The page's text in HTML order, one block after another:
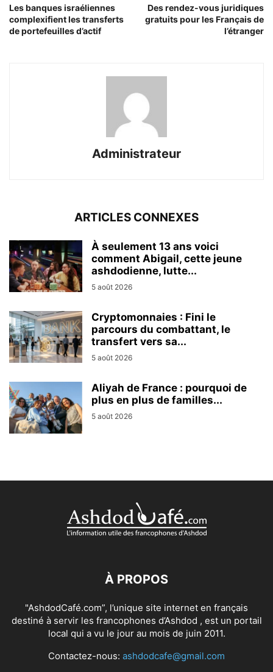
Les banques israéliennes
complexifient les transferts
de portefeuilles d’actif
Des rendez-vous juridiques
gratuits pour les Français de
l’étranger
Administrateur
ARTICLES CONNEXES
À seulement 13 ans voici
comment Abigail, cette jeune
ashdodienne, lutte...
5 août 2026
Cryptomonnaies : Fini le
parcours du combattant, le
transfert vers sa...
5 août 2026
Aliyah de France : pourquoi de
plus en plus de familles...
5 août 2026
À PROPOS
"AshdodCafé.com”, l’unique site internet en français
destiné à servir les francophones d’Ashdod , est un portail
local qui a vu le jour au mois de juin 2011.
Contactez-nous: ashdodcafe@gmail.com